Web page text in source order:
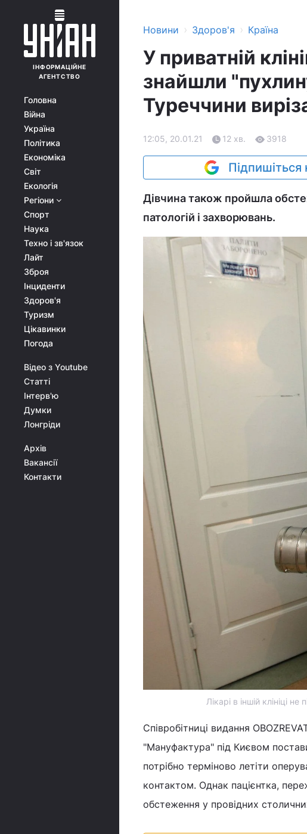
ІНФОРМАЦІЙНЕ
АГЕНТСТВО
Головна
Війна
Україна
Політика
Економіка
Світ
Екологія
Регіони
Спорт
Наука
Техно і зв'язок
Лайт
Зброя
Інциденти
Здоров'я
Туризм
Цікавинки
Погода
Відео з Youtube
Статті
Інтерв'ю
Думки
Лонгріди
Архів
Вакансії
Контакти
Новини › Здоров'я › Країна
У приватній
знайшли
Туреччини
12:05, 20.01.21 12 хв. 3918
Підпишіться
Дівчина також пройшла
патологій і захворювань.
Лікарі в іншій клініці
Співробітниці видання
"Мануфактура" під Києвом
потрібно терміново летіти
контактом. Однак пацієнтка,
обстеження у провідних